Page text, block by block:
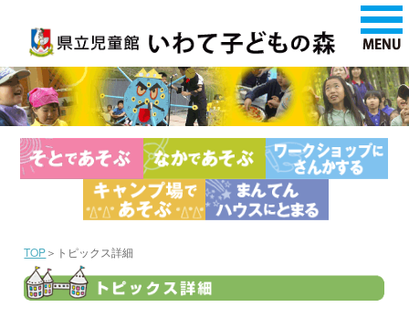
TOP＞トピックス詳細